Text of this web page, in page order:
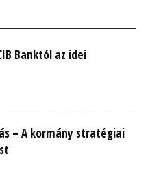
Banktól az idei
– A kormány stratégiai